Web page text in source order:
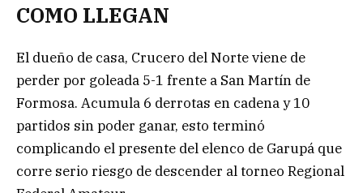
COMO LLEGAN
El dueño de casa, Crucero del Norte viene de
perder por goleada 5-1 frente a San Martín de
Formosa. Acumula 6 derrotas en cadena y 10
partidos sin poder ganar, esto terminó
complicando el presente del elenco de Garupá que
corre serio riesgo de descender al torneo Regional